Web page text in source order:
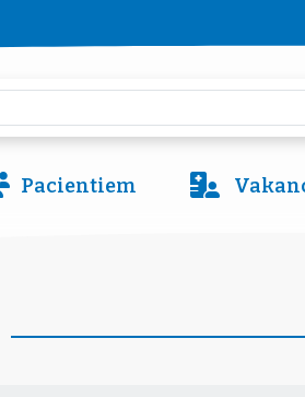
Pacientiem